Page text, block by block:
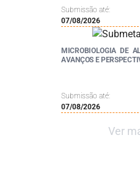
Submissão até:
07/08/2026
MICROBIOLOGIA DE
AVANÇOS E
Submissão até:
07/08/2026
Ver